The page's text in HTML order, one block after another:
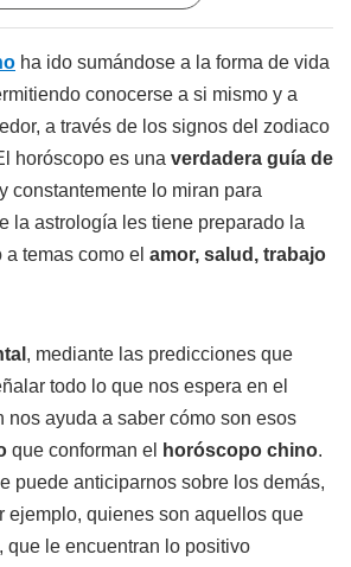
ha ido sumándose a la forma de vida
conocerse a si mismo y a
a través de los signos del zodiaco
horóscopo es una verdadera guía de
constantemente lo miran para
la astrología les tiene preparado la
temas como el amor, salud, trabajo
, mediante las predicciones que
todo lo que nos espera en el
nos ayuda a saber cómo son esos
que conforman el horóscopo chino.
puede anticiparnos sobre los demás,
ejemplo, quienes son aquellos que
que le encuentran lo positivo